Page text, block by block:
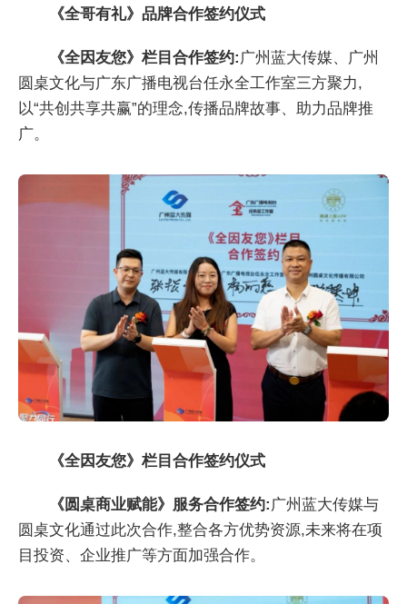
《全哥有礼》品牌合作签约仪式
《全因友您》栏目合作签约:广州蓝大传媒、广州
圆桌文化与广东广播电视台任永全工作室三方聚力,
以“共创共享共赢”的理念,传播品牌故事、助力品牌推
广。
《全因友您》栏目合作签约仪式
《圆桌商业赋能》服务合作签约: 广州蓝大传媒与
圆桌文化通过此次合作,整合各方优势资源,未来将在项
目投资、企业推广等方面加强合作。